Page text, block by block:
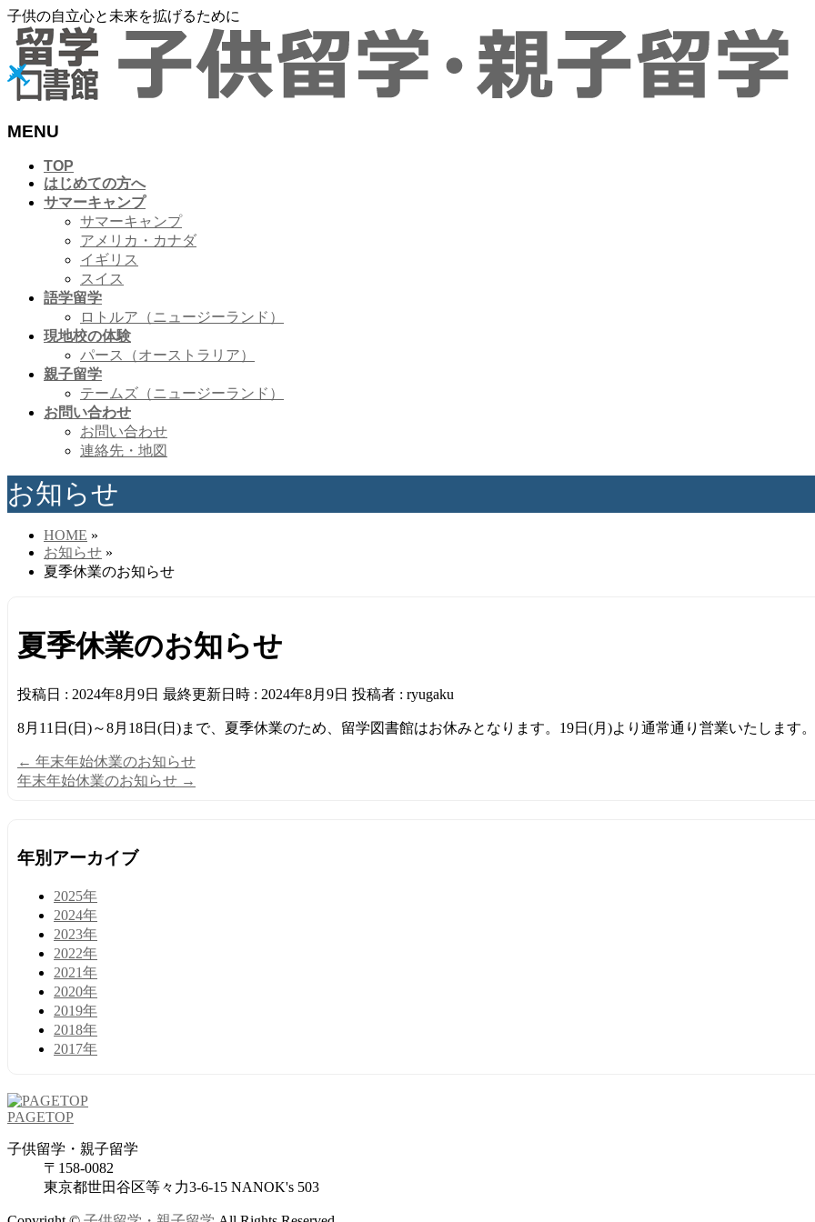
子供の自立心と未来を拡げるために
MENU
TOP
はじめての方へ
サマーキャンプ
サマーキャンプ
アメリカ・カナダ
イギリス
スイス
語学留学
ロトルア（ニュージーランド）
現地校の体験
パース（オーストラリア）
親子留学
テームズ（ニュージーランド）
お問い合わせ
お問い合わせ
連絡先・地図
お知らせ
HOME »
お知らせ »
夏季休業のお知らせ
夏季休業のお知らせ
投稿日 : 2024年8月9日 最終更新日時 : 2024年8月9日 投稿者 : ryugaku
8月11日(日)～8月18日(日)まで、夏季休業のため、留学図書館はお休みとなります。19日(月)より通常通り営業いたします。
← 年末年始休業のお知らせ
年末年始休業のお知らせ →
年別アーカイブ
2025年
2024年
2023年
2022年
2021年
2020年
2019年
2018年
2017年
PAGETOP
子供留学・親子留学
〒158-0082
東京都世田谷区等々力3-6-15 NANOK's 503